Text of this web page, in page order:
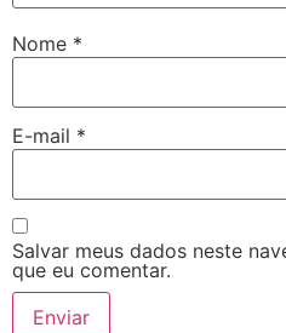
Nome *
E-mail *
Salvar meus dados neste
que eu comentar.